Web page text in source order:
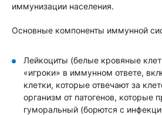
иммунизации населения.
Основные компоненты иммунной
Лейкоциты (белые кровяные
«игроки» в иммунном ответе,
клетки, которые отвечают за
организм от патогенов, которые
гуморальный (борются с